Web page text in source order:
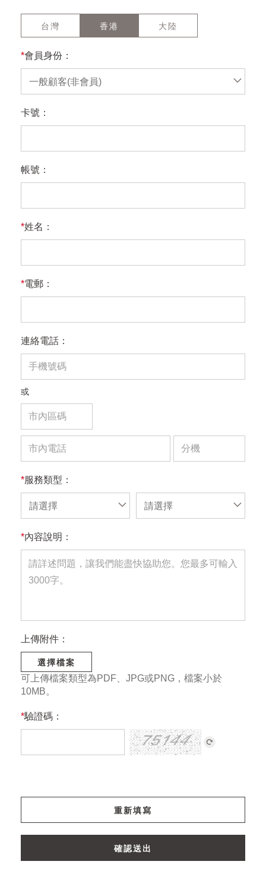
台灣 香港 大陸
*會員身份：
一般顧客(非會員)
卡號：
帳號：
*姓名：
*電郵：
連絡電話：
或
*服務類型：
請選擇 請選擇
*內容說明：
上傳附件：
選擇檔案
可上傳檔案類型為PDF、JPG或PNG，檔案小於
10MB。
*驗證碼：